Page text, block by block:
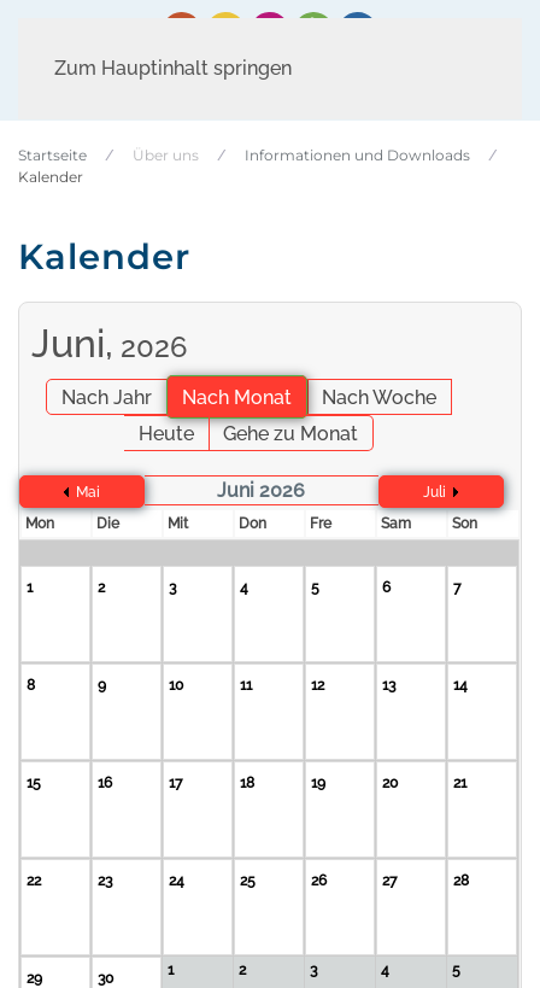
Zum Hauptinhalt springen
Startseite Über uns
Informationen und Downloads
Kalender
Kalender
Juni, 2026
Nach Jahr Nach Monat
Nach Woche
Heute
Gehe zu Monat
Mai Juni 2026
Juli
Mon
Die Mit Don Fre Sam Son
1 2 3 4 5 6 7
8 9 10 11 12 13 14
15 16 17 18 19 20 21
22 23 24 25 26 27 28
29 30 1 2 3 4 5